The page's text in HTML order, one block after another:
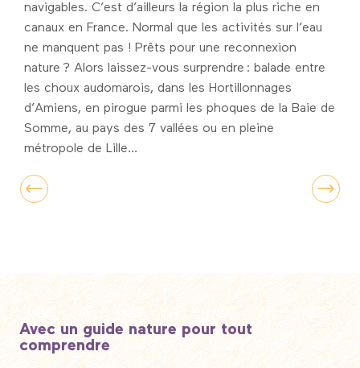
navigables. C’est d’ailleurs la région la plus riche en
canaux en France. Normal que les activités sur l’eau
ne manquent pas ! Prêts pour une reconnexion
nature ? Alors laissez-vous surprendre : balade entre
les choux audomarois, dans les Hortillonnages
d’Amiens, en pirogue parmi les phoques de la Baie de
Somme, au pays des 7 vallées ou en pleine
métropole de Lille…
En bacôve sur le Marais d’Isle de Saint-
Quentin
Avec un guide nature pour tout
comprendre